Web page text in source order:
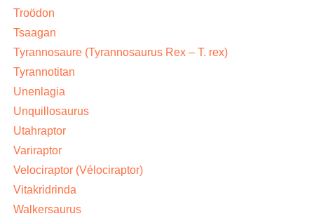
Troödon
Tsaagan
Tyrannosaure (Tyrannosaurus Rex – T. rex)
Tyrannotitan
Unenlagia
Unquillosaurus
Utahraptor
Variraptor
Velociraptor (Vélociraptor)
Vitakridrinda
Walkersaurus